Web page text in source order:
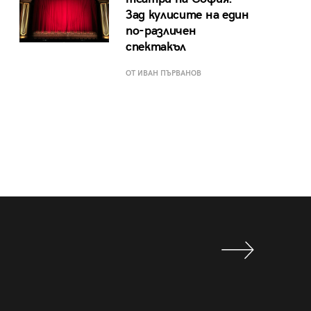
Зад кулисите на един
по-различен
спектакъл
ОТ ИВАН ПЪРВАНОВ